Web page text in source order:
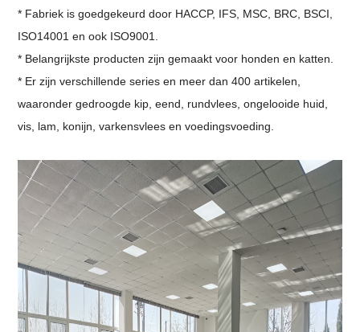
* Fabriek is goedgekeurd door HACCP, IFS, MSC, BRC, BSCI,
ISO14001 en ook ISO9001.
* Belangrijkste producten zijn gemaakt voor honden en katten.
* Er zijn verschillende series en meer dan 400 artikelen,
waaronder gedroogde kip, eend, rundvlees, ongelooide huid,
vis, lam, konijn, varkensvlees en voedingsvoeding.